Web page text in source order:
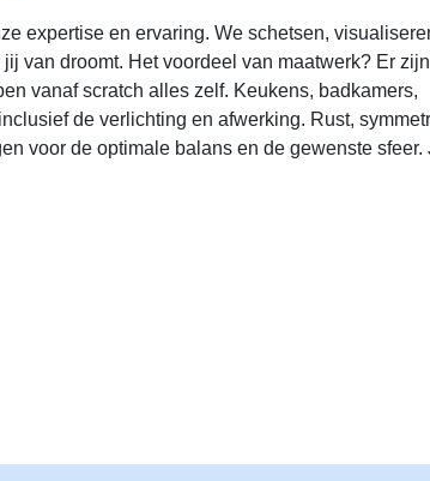
expertise en ervaring. We schetsen,
van droomt. Het voordeel van maatwerk? Er zijn
vanaf scratch alles zelf. Keukens, badkamers,
de verlichting en afwerking. Rust,
voor de optimale balans en de gewenste sfeer.